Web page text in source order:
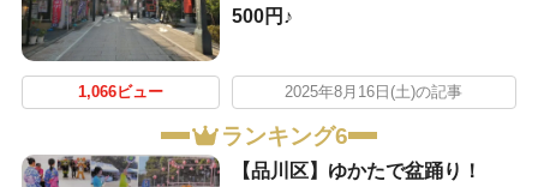
500円♪
1,066ビュー 2025年8月16日(土)の記事
ランキング6
【品川区】ゆかたで盆踊り！